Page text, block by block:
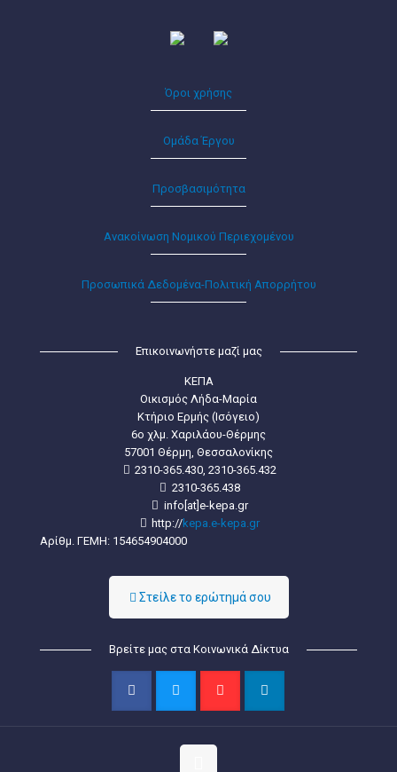
Όροι χρήσης
Ομάδα Έργου
Προσβασιμότητα
Ανακοίνωση Νομικού Περιεχομένου
Προσωπικά Δεδομένα-Πολιτική Απορρήτου
Επικοινωνήστε μαζί μας
ΚΕΠΑ
Οικισμός Λήδα-Μαρία
Κτήριο Ερμής (Ισόγειο)
6ο χλμ. Χαριλάου-Θέρμης
57001 Θέρμη, Θεσσαλονίκης
2310-365.430, 2310-365.432
2310-365.438
info[at]e-kepa.gr
http://kepa.e-kepa.gr
Αρίθμ. ΓΕΜΗ: 154654904000
Στείλε τo ερώτημά σου
Βρείτε μας στα Κοινωνικά Δίκτυα